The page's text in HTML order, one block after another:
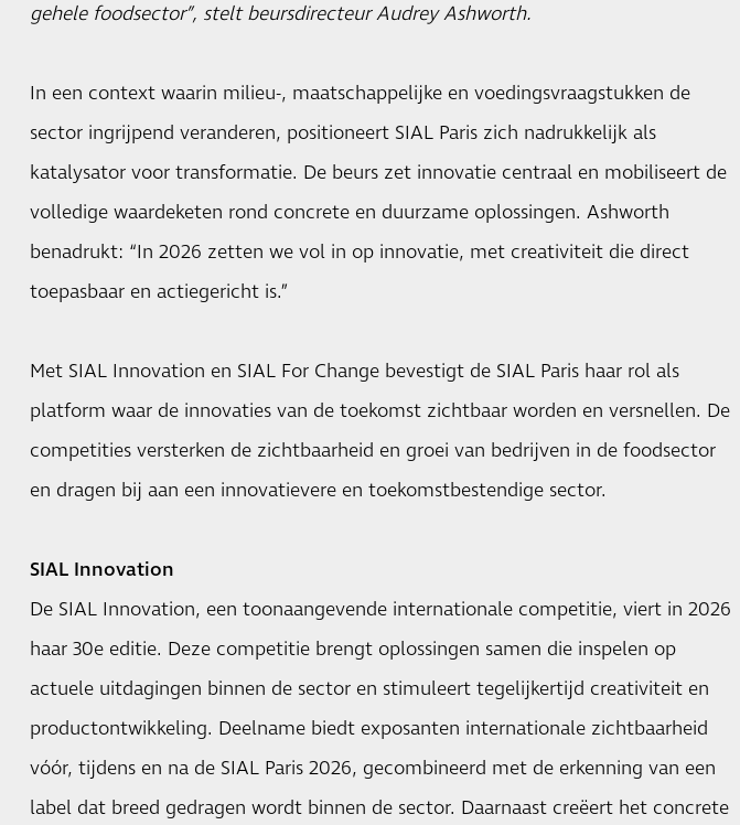
gehele foodsector”, stelt beursdirecteur Audrey Ashworth.
In een context waarin milieu-, maatschappelijke en voedingsvraagstukken de
sector ingrijpend veranderen, positioneert SIAL Paris zich nadrukkelijk als
katalysator voor transformatie. De beurs zet innovatie centraal en mobiliseert de
volledige waardeketen rond concrete en duurzame oplossingen. Ashworth
benadrukt: “In 2026 zetten we vol in op innovatie, met creativiteit die direct
toepasbaar en actiegericht is.”
Met SIAL Innovation en SIAL For Change bevestigt de SIAL Paris haar rol als
platform waar de innovaties van de toekomst zichtbaar worden en versnellen. De
competities versterken de zichtbaarheid en groei van bedrijven in de foodsector
en dragen bij aan een innovatievere en toekomstbestendige sector.
SIAL Innovation
De SIAL Innovation, een toonaangevende internationale competitie, viert in 2026
haar 30e editie. Deze competitie brengt oplossingen samen die inspelen op
actuele uitdagingen binnen de sector en stimuleert tegelijkertijd creativiteit en
productontwikkeling. Deelname biedt exposanten internationale zichtbaarheid
vóór, tijdens en na de SIAL Paris 2026, gecombineerd met de erkenning van een
label dat breed gedragen wordt binnen de sector. Daarnaast creëert het concrete